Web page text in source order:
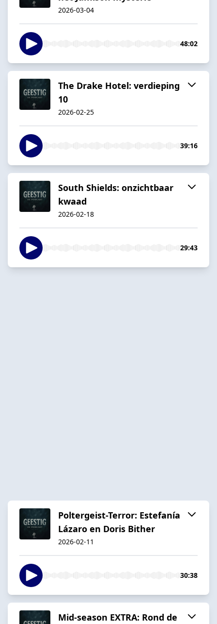
2026-03-04
48:02
The Drake Hotel: verdieping
10
2026-02-25
39:16
South Shields: onzichtbaar
kwaad
2026-02-18
29:43
Poltergeist-Terror: Estefanía
Lázaro en Doris Bither
2026-02-11
30:38
Mid-season EXTRA: Rond de